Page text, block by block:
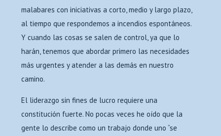
malabares con iniciativas a corto, medio y largo plazo,
al tiempo que respondemos a incendios espontáneos.
Y cuando las cosas se salen de control, ya que lo
harán, tenemos que abordar primero las necesidades
más urgentes y atender a las demás en nuestro
camino.
El liderazgo sin fines de lucro requiere una
constitución fuerte. No pocas veces he oído que la
gente lo describe como un trabajo donde uno “se